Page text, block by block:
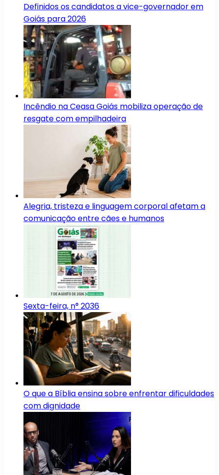
Definidos os candidatos a vice-governador em
Goiás para 2026
Incêndio na Ceasa Goiás mobiliza operação de
resgate com empilhadeira
Alegria, tristeza e linguagem corporal afetam a
comunicação entre cães e humanos
Sexta-feira, n° 2036
O que a Bíblia ensina sobre enfrentar dificuldades
com dignidade